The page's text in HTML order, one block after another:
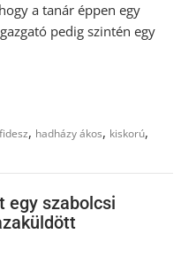
a tanár éppen egy
pedig szintén egy
fidesz, hadházy ákos, kiskorú,
egy szabolcsi